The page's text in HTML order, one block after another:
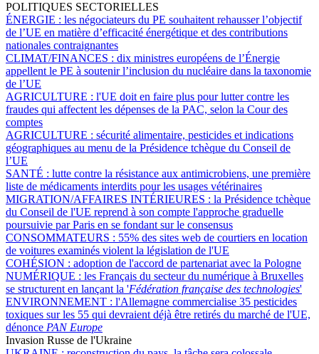
POLITIQUES SECTORIELLES
ÉNERGIE : les négociateurs du PE souhaitent rehausser l’objectif
de l’UE en matière d’efficacité énergétique et des contributions
nationales contraignantes
CLIMAT/FINANCES : dix ministres européens de l’Énergie
appellent le PE à soutenir l’inclusion du nucléaire dans la taxonomie
de l’UE
AGRICULTURE : l'UE doit en faire plus pour lutter contre les
fraudes qui affectent les dépenses de la PAC, selon la Cour des
comptes
AGRICULTURE : sécurité alimentaire, pesticides et indications
géographiques au menu de la Présidence tchèque du Conseil de
l’UE
SANTÉ : lutte contre la résistance aux antimicrobiens, une première
liste de médicaments interdits pour les usages vétérinaires
MIGRATION/AFFAIRES INTÉRIEURES : la Présidence tchèque
du Conseil de l'UE reprend à son compte l'approche graduelle
poursuivie par Paris en se fondant sur le consensus
CONSOMMATEURS : 55% des sites web de courtiers en location
de voitures examinés violent la législation de l'UE
COHÉSION : adoption de l'accord de partenariat avec la Pologne
NUMÉRIQUE : les Français du secteur du numérique à Bruxelles
se structurent en lançant la 'Fédération française des technologies'
ENVIRONNEMENT : l'Allemagne commercialise 35 pesticides
toxiques sur les 55 qui devraient déjà être retirés du marché de l'UE,
dénonce PAN Europe
Invasion Russe de l'Ukraine